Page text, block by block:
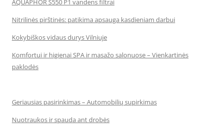
AQUAPHOR S550 P1 vandens filtrai
Nitrilinės pirštinės: patikima apsauga kasdieniam darbui
Kokybiškos vidaus durys Vilniuje
Komfortui ir higienai SPA ir masažo salonuose – Vienkartinės
paklodės
Geriausias pasirinkimas – Automobilių supirkimas
Nuotraukos ir spauda ant drobės